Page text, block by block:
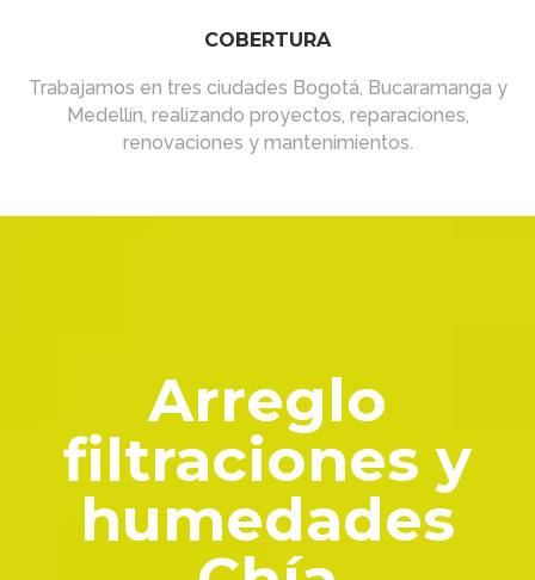
COBERTURA
Trabajamos en tres ciudades Bogotá, Bucaramanga y
Medellín, realizando proyectos, reparaciones,
renovaciones y mantenimientos.
Arreglo
filtraciones y
humedades